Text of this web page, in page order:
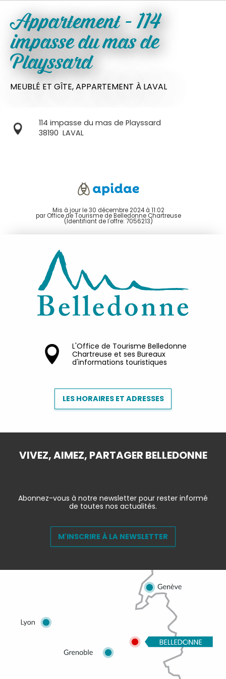
Appartement - 114
impasse du mas de
Playssard
MEUBLÉ ET GÎTE,APPARTEMENT À LAVAL
114 impasse du mas de Playssard
38190 LAVAL
Mis à jour le 30 décembre 2024 à 11:02
par Office de Tourisme de Belledonne Chartreuse
(Identifiant de l'offre: 7056213)
L'Office de Tourisme Belledonne
Chartreuse et ses Bureaux
d'informations touristiques
LES HORAIRES ET ADRESSES
VIVEZ, AIMEZ, PARTAGER BELLEDONNE
Abonnez-vous à notre newsletter pour rester informé
de toutes nos actualités.
M'INSCRIRE À LA NEWSLETTER